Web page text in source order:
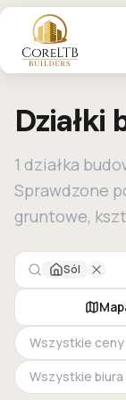
Działki
1 działka
Sprawdzone
gruntowe,
Sól
Wszystkie ceny
Wszystkie biura